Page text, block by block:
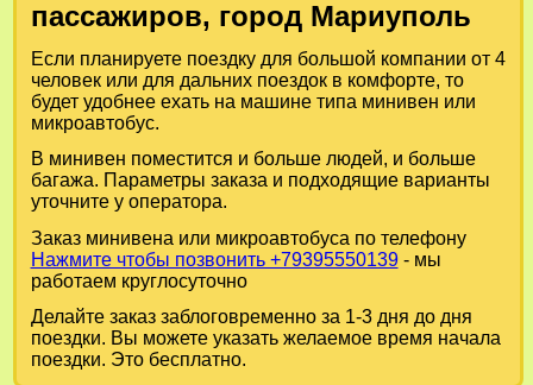
пассажиров, город Мариуполь
Если планируете поездку для большой компании от 4
человек или для дальних поездок в комфорте, то
будет удобнее ехать на машине типа минивен или
микроавтобус.
В минивен поместится и больше людей, и больше
багажа. Параметры заказа и подходящие варианты
уточните у оператора.
Заказ минивена или микроавтобуса по телефону
Нажмите чтобы позвонить +79395550139- мы
работаем круглосуточно
Делайте заказ заблоговременно за 1-3 дня до дня
поездки. Вы можете указать желаемое время начала
поездки. Это бесплатно.